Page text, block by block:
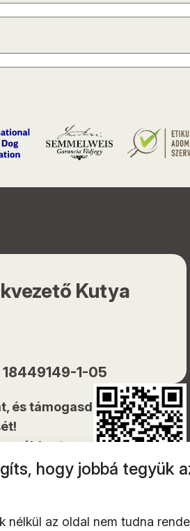
hogy jobbá tegyük
nélkül az oldal nem tudna
Kutya
18449149-1-05
és támogasd
ezt a